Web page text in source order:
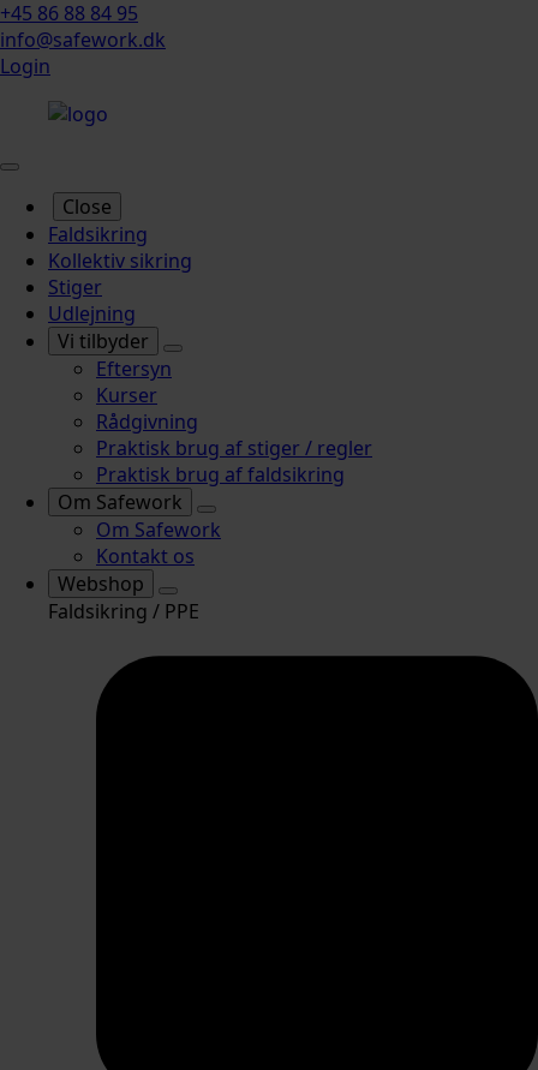
+45 86 88 84 95
info@safework.dk
Login
Close
Faldsikring
Kollektiv sikring
Stiger
Udlejning
Vi tilbyder
Eftersyn
Kurser
Rådgivning
Praktisk brug af stiger / regler
Praktisk brug af faldsikring
Om Safework
Om Safework
Kontakt os
Webshop
Faldsikring / PPE